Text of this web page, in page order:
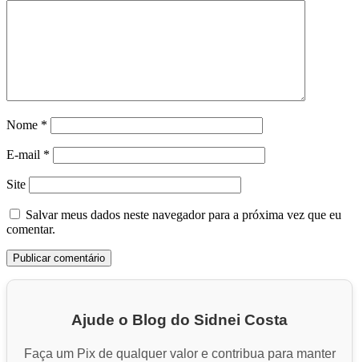
Nome *
E-mail *
Site
Salvar meus dados neste navegador para a próxima vez que eu
comentar.
Ajude o Blog do Sidnei Costa
Faça um Pix de qualquer valor e contribua para manter